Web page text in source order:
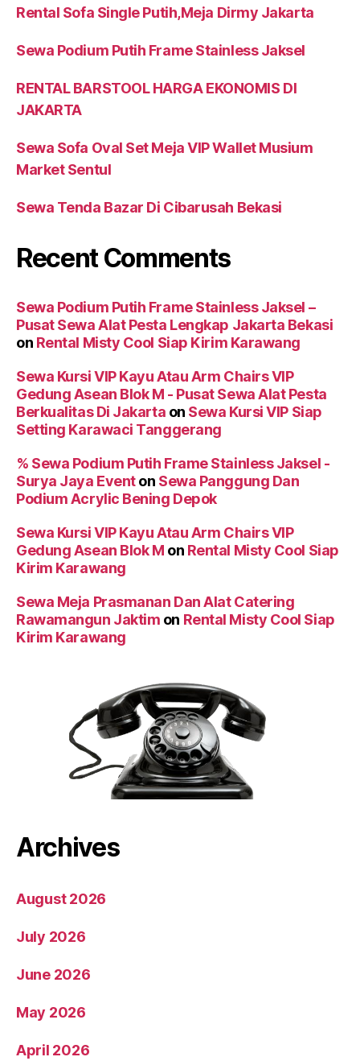
Rental Sofa Single Putih,Meja Dirmy Jakarta
Sewa Podium Putih Frame Stainless Jaksel
RENTAL BARSTOOL HARGA EKONOMIS DI
JAKARTA
Sewa Sofa Oval Set Meja VIP Wallet Musium
Market Sentul
Sewa Tenda Bazar Di Cibarusah Bekasi
Recent Comments
Sewa Podium Putih Frame Stainless Jaksel –
Pusat Sewa Alat Pesta Lengkap Jakarta Bekasi
on Rental Misty Cool Siap Kirim Karawang
Sewa Kursi VIP Kayu Atau Arm Chairs VIP
Gedung Asean Blok M - Pusat Sewa Alat Pesta
Berkualitas Di Jakarta on Sewa Kursi VIP Siap
Setting Karawaci Tanggerang
% Sewa Podium Putih Frame Stainless Jaksel -
Surya Jaya Eventon Sewa Panggung Dan
Podium Acrylic Bening Depok
Sewa Kursi VIP Kayu Atau Arm Chairs VIP
Gedung Asean Blok M on Rental Misty Cool Siap
Kirim Karawang
Sewa Meja Prasmanan Dan Alat Catering
Rawamangun Jaktim on Rental Misty Cool Siap
Kirim Karawang
Archives
August 2026
July 2026
June 2026
May 2026
April 2026